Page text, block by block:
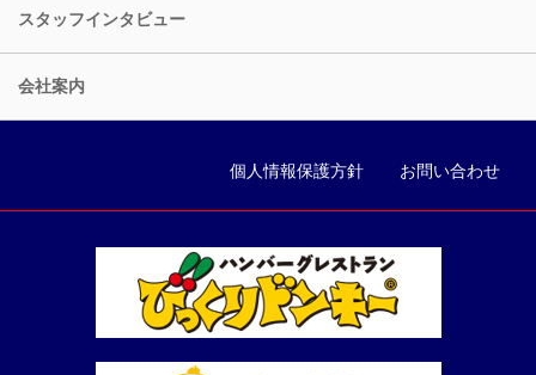
スタッフインタビュー
会社案内
お問い合わせ
個人情報保護方針